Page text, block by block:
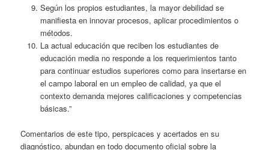
Según los propios estudiantes, la mayor debilidad se
manifiesta en innovar procesos, aplicar procedimientos o
métodos.
La actual educación que reciben los estudiantes de
educación media no responde a los requerimientos tanto
para continuar estudios superiores como para insertarse en
el campo laboral en un empleo de calidad, ya que el
contexto demanda mejores calificaciones y competencias
básicas.”
Comentarios de este tipo, perspicaces y acertados en su
diagnóstico, abundan en todo documento oficial sobre la